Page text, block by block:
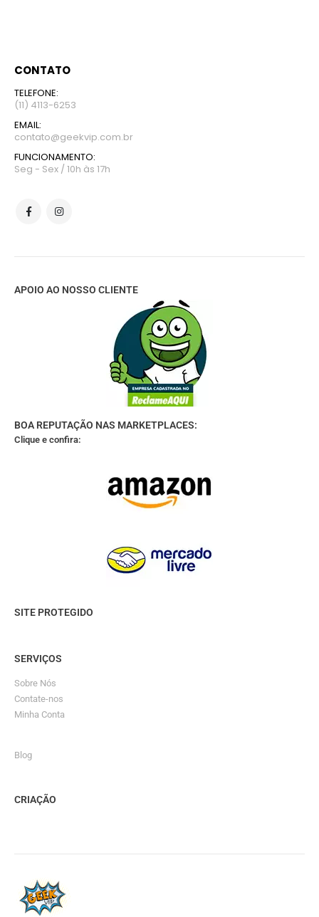
CONTATO
TELEFONE:
(11) 4113-6253
EMAIL:
contato@geekvip.com.br
FUNCIONAMENTO:
Seg - Sex / 10h às 17h
APOIO AO NOSSO CLIENTE
BOA REPUTAÇÃO NAS MARKETPLACES:
Clique e confira:
SITE PROTEGIDO
SERVIÇOS
Sobre Nós
Contate-nos
Minha Conta
Blog
CRIAÇÃO